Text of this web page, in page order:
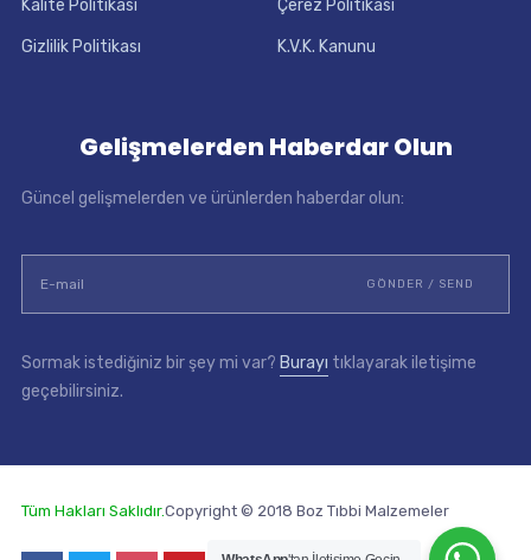
Kalite Politikası Çerez Politikası
Gizlilik Politikası K.V.K. Kanunu
Gelişmelerden Haberdar Olun
Güncel gelişmelerden ve ürünlerden haberdar olun:
Sormak istediğiniz bir şey mi var? Burayı tıklayarak iletişime
geçebilirsiniz.
Tüm Hakları Saklıdır.Copyright © 2018 Boz Tıbbi Malzemeler